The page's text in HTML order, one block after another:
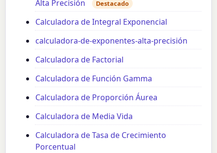
Alta Precisión
Destacado
Calculadora de Integral Exponencial
calculadora-de-exponentes-alta-precisión
Calculadora de Factorial
Calculadora de Función Gamma
Calculadora de Proporción Áurea
Calculadora de Media Vida
Calculadora de Tasa de Crecimiento
Porcentual